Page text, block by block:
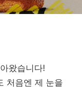
왔습니다!
처음엔 제 눈을